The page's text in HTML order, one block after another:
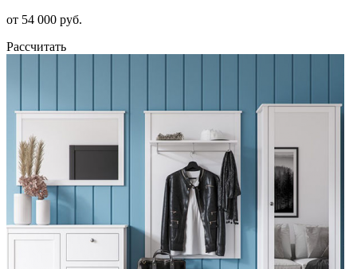
от 54 000 руб.
Рассчитать